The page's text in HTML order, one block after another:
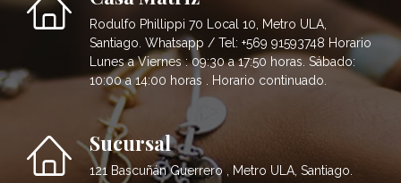
Rodulfo Phillippi 70 Local 10, Metro ULA,
Santiago. Whatsapp / Tel: +569 91593748 Horario
Lunes a Viernes : 09:30 a 17:50 horas. Sábado:
10:00 a 14:00 horas . Horario continuado.
Sucursal
121 Bascuñán Guerrero , Metro ULA, Santiago.